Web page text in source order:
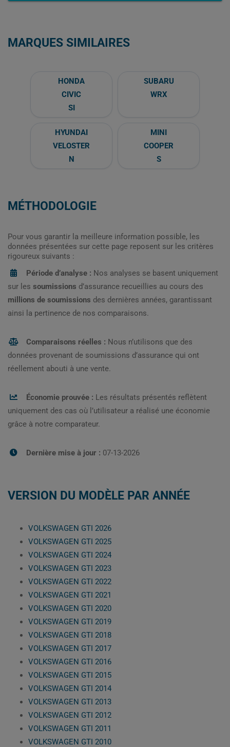
MARQUES SIMILAIRES
HONDA
CIVIC
SI
SUBARU
WRX
HYUNDAI
VELOSTER
N
MINI
COOPER
S
MÉTHODOLOGIE
Pour vous garantir la meilleure information possible, les
données présentées sur cette page reposent sur les critères
rigoureux suivants :
Période d’analyse : Nos analyses se basent uniquement
sur les soumissions d’assurance recueillies au cours des
millions de soumissions des dernières années, garantissant
ainsi la pertinence de nos comparaisons.
Comparaisons réelles : Nous n’utilisons que des
données provenant de soumissions d’assurance qui ont
réellement abouti à une vente.
Économie prouvée : Les résultats présentés reflètent
uniquement des cas où l’utilisateur a réalisé une économie
grâce à notre comparateur.
Dernière mise à jour : 07-13-2026
VERSION DU MODÈLE PAR ANNÉE
VOLKSWAGEN GTI 2026
VOLKSWAGEN GTI 2025
VOLKSWAGEN GTI 2024
VOLKSWAGEN GTI 2023
VOLKSWAGEN GTI 2022
VOLKSWAGEN GTI 2021
VOLKSWAGEN GTI 2020
VOLKSWAGEN GTI 2019
VOLKSWAGEN GTI 2018
VOLKSWAGEN GTI 2017
VOLKSWAGEN GTI 2016
VOLKSWAGEN GTI 2015
VOLKSWAGEN GTI 2014
VOLKSWAGEN GTI 2013
VOLKSWAGEN GTI 2012
VOLKSWAGEN GTI 2011
VOLKSWAGEN GTI 2010